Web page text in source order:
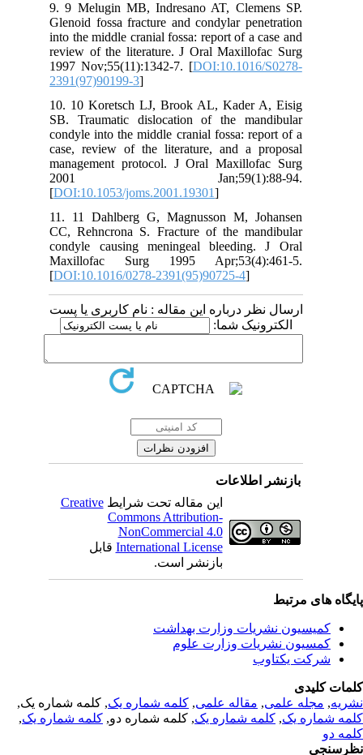
9. 9 Melugin MB, Indresano AT, Clemens SP.
Glenoid fossa fracture and condylar penetration
into the middle cranial fossa: report of a case and
review of the literature. J Oral Maxillofac Surg
1997 Nov;55(11):1342-7. [DOI:10.1016/S0278-
2391(97)90199-3
10. 10 Koretsch LJ, Brook AL, Kader A, Eisig
SB. Traumatic dislocation of the mandibular
condyle into the middle cranial fossa: report of a
case, review of the literature, and a proposal
management protocol. J Oral Maxillofac Surg
2001 Jan;59(1):88-94.
[DOI:10.1053/joms.2001.19301
11. 11 Dahlberg G, Magnusson M, Johansen
CC, Rehncrona S. Fracture of the mandibular
condyle causing meningeal bleeding. J Oral
Maxillofac Surg 1995 Apr;53(4):461-5.
[DOI:10.1016/0278-2391(95)90725-4
ارسال نظر درباره این مقاله : نام کاربری یا پست
الکترونیک شما:
بازنشر اطلاعات
این مقاله تحت شرایطCreative
Commons Attribution-
NonCommercial 4.0
International Licenseقابل
بازنشر است.
های مرتبط
کمیسیون نشریات وزارت بهداشت
کمسیون نشریات وزارت علوم
شرکت یکتاوب
کلیدی
,مجله علمی, مقاله علمی, کلمه شماره یک, کلمه شماره یک,
شماره یک,کلمه شماره یک, کلمه شماره دو,کلمه شماره یک,
دو